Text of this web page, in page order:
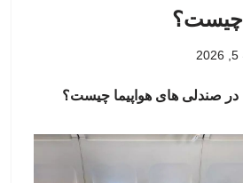
چیست؟
در صندلی های هواپیما چیست؟